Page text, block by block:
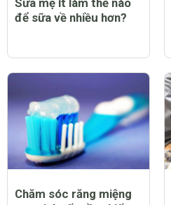
để sữa về nhiều hơn?
Chăm sóc răng miệng